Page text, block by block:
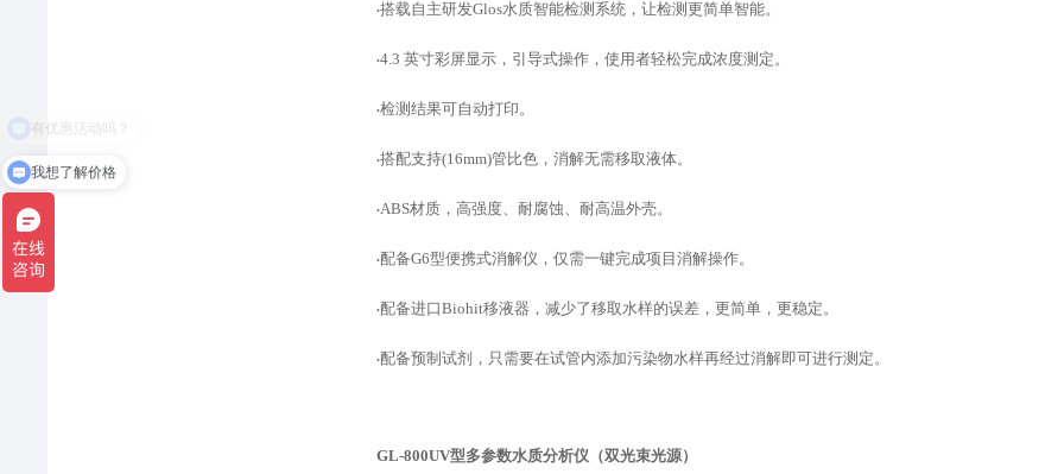
•搭载自主研发Glos水质智能检测系统，让检测更简单智能。
•4.3 英寸彩屏显示，引导式操作，使用者轻松完成浓度测定。
•检测结果可自动打印。
•搭配支持(16mm)管比色，消解无需移取液体。
•ABS材质，高强度、耐腐蚀、耐高温外壳。
•配备G6型便携式消解仪，仅需一键完成项目消解操作。
•配备进口 Biohit移液器，减少了移取水样的误差，更简单，更稳定。
•配备预制试剂，只需要在试管内添加污染物水样再经过消解即可进行测定。
GL-800UV型多参数水质分析仪（双光束光源）
我想了解价格